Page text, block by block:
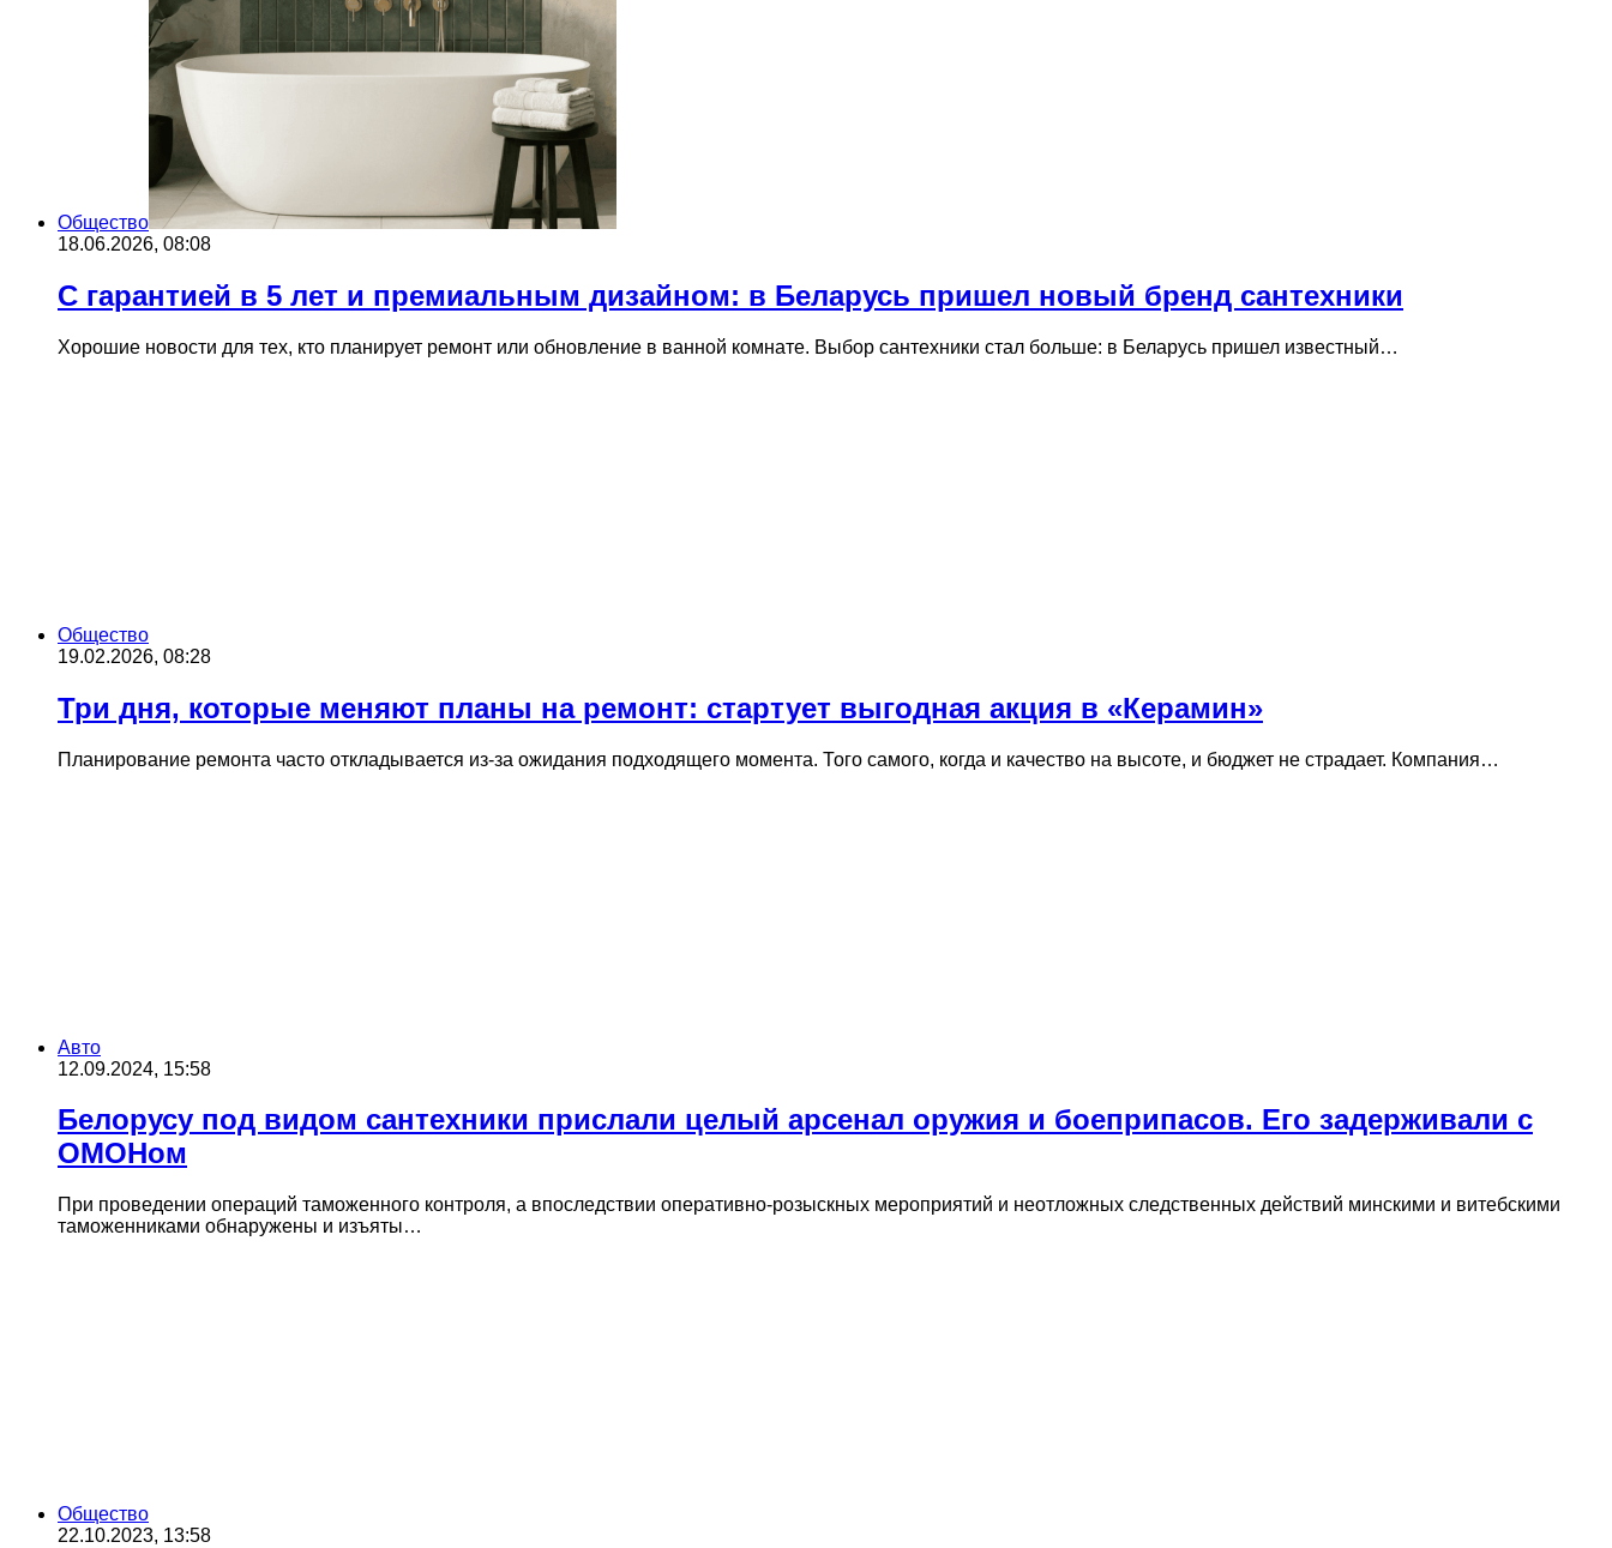
Общество
18.06.2026, 08:08
С гарантией в 5 лет и премиальным дизайном: в Беларусь пришел новый бренд сантехники
Хорошие новости для тех, кто планирует ремонт или обновление в ванной комнате. Выбор сантехники стал больше: в Беларусь пришел известный…
Общество
19.02.2026, 08:28
Три дня, которые меняют планы на ремонт: стартует выгодная акция в «Керамин»
Планирование ремонта часто откладывается из-за ожидания подходящего момента. Того самого, когда и качество на высоте, и бюджет не страдает. Компания…
Авто
12.09.2024, 15:58
Белорусу под видом сантехники прислали целый арсенал оружия и боеприпасов. Его задерживали с
ОМОНом
При проведении операций таможенного контроля, а впоследствии оперативно-розыскных мероприятий и неотложных следственных действий минскими и витебскими
таможенниками обнаружены и изъяты…
Общество
22.10.2023, 13:58